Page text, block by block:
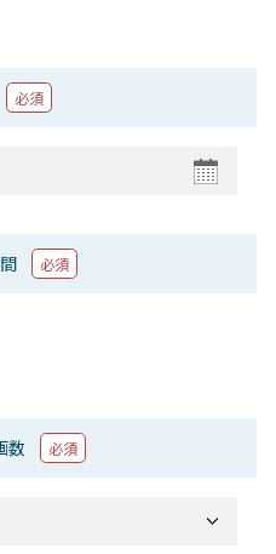
必須
必須
数 必須